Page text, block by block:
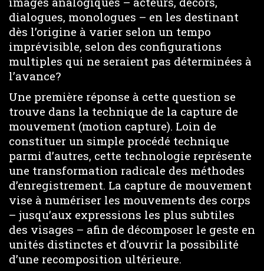
dialogues, monologues – en les destinant
dès l’origine à varier selon un tempo
imprévisible, selon des configurations
multiples qui ne seraient pas déterminées à
l’avance?
Une première réponse à cette question se
trouve dans la technique de la capture de
mouvement (motion capture). Loin de
constituer un simple procédé technique
parmi d’autres, cette technologie représente
une transformation radicale des méthodes
d’enregistrement. La capture de mouvement
vise à numériser les mouvements des corps
– jusqu’aux expressions les plus subtiles
des visages – afin de décomposer le geste en
unités distinctes et d’ouvrir la possibilité
d’une recomposition ultérieure.